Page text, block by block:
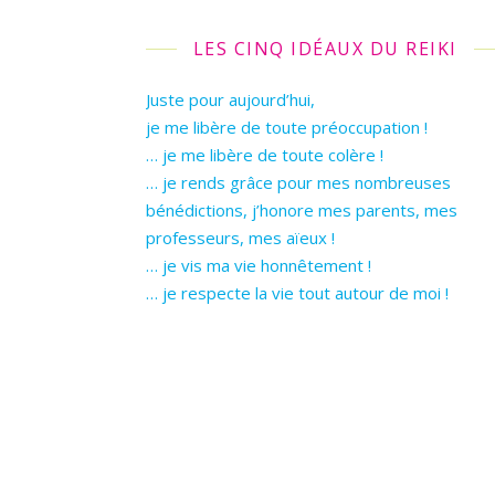
LES CINQ IDÉAUX DU REIKI
Juste pour aujourd’hui,
je me libère de toute préoccupation !
… je me libère de toute colère !
… je rends grâce pour mes nombreuses
bénédictions, j’honore mes parents, mes
professeurs, mes aïeux !
… je vis ma vie honnêtement !
… je respecte la vie tout autour de moi !